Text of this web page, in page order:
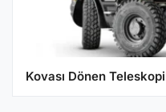
Kovası Dönen